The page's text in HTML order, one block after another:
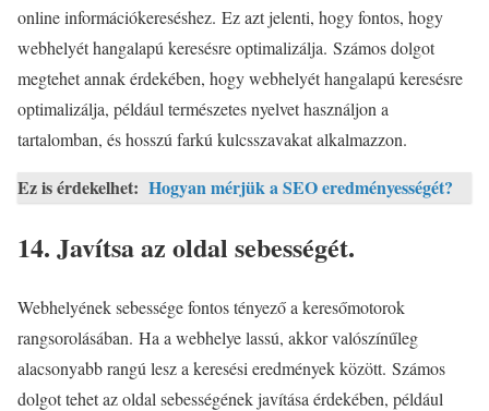
online információkereséshez. Ez azt jelenti, hogy fontos, hogy
webhelyét hangalapú keresésre optimalizálja. Számos dolgot
megtehet annak érdekében, hogy webhelyét hangalapú keresésre
optimalizálja, például természetes nyelvet használjon a
tartalomban, és hosszú farkú kulcsszavakat alkalmazzon.
Ez is érdekelhet: Hogyan mérjük a SEO eredményességét?
14. Javítsa az oldal sebességét.
Webhelyének sebessége fontos tényező a keresőmotorok
rangsorolásában. Ha a webhelye lassú, akkor valószínűleg
alacsonyabb rangú lesz a keresési eredmények között. Számos
dolgot tehet az oldal sebességének javítása érdekében, például